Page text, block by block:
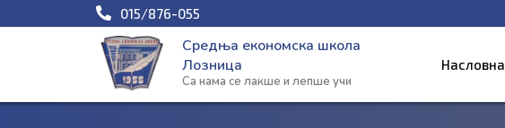
на
015/876-055
Средња економска школа
Лозница
Са нама се лакше и лепше учи
Насловна